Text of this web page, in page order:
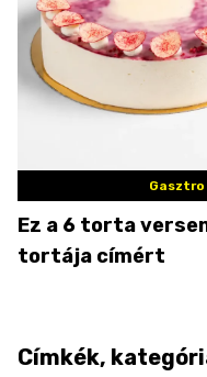
Gasztro
Ez a 6 torta
tortája címért
Címkék,